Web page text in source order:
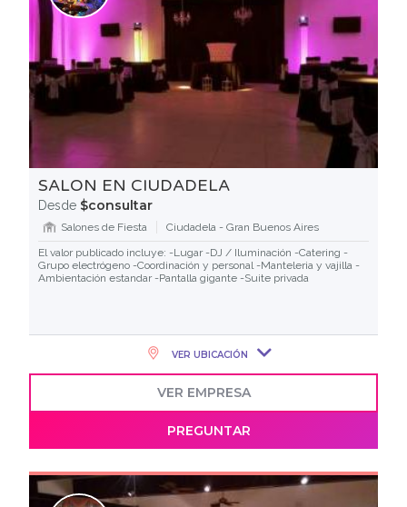
SALON EN CIUDADELA
Desde $consultar
Salones de Fiesta
Ciudadela - Gran Buenos Aires
El valor publicado incluye: -Lugar -DJ / Iluminación -Catering -
Grupo electrógeno -Coordinación y personal -Manteleria y vajilla -
Ambientación estandar -Pantalla gigante -Suite privada
VER UBICACIÓN
VER EMPRESA
PREGUNTAR